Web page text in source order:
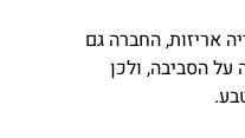
אריזות, החברה גם
הסביבה, ולכן